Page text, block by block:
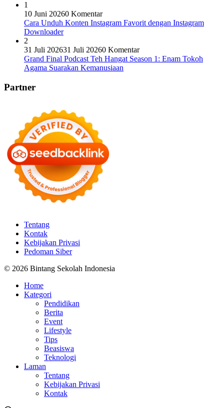
1
10 Juni 20260 Komentar
Cara Unduh Konten Instagram Favorit dengan Instagram
Downloader
2
31 Juli 202631 Juli 20260 Komentar
Grand Final Podcast Teh Hangat Season 1: Enam Tokoh
Agama Suarakan Kemanusiaan
Partner
Tentang
Kontak
Kebijakan Privasi
Pedoman Siber
© 2026 Bintang Sekolah Indonesia
Home
Kategori
Pendidikan
Berita
Event
Lifestyle
Tips
Beasiswa
Teknologi
Laman
Tentang
Kebijakan Privasi
Kontak